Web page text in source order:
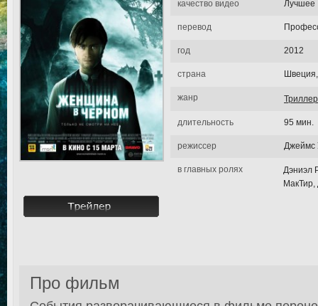
качество видео Лучшее
перевод
год 2012
страна
жанр Триллер
длительность 95 мин.
режиссер Джеймс
в главных ролях
Дэниэл
МакТир,
Про фильм